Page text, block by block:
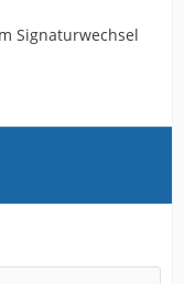
Signaturwechsel